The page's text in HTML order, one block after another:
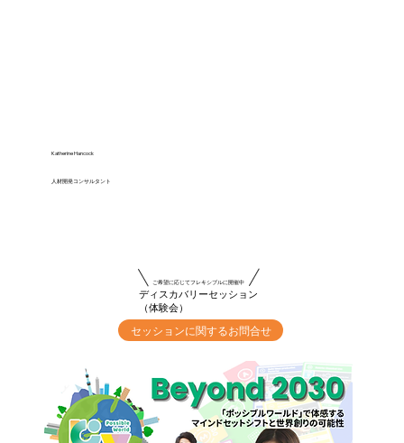
Katherine Hancock
人材開発コンサルタント
ご希望に応じてフレキシブルに開催中
ディスカバリーセッション
（体験会）
セッションに関するお問合せ